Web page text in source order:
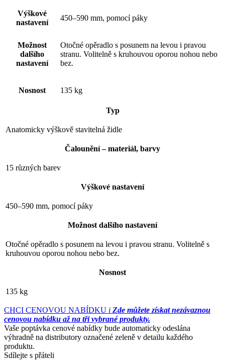
Výškové
nastavení
450–590 mm, pomocí páky
Možnost
dalšího
nastavení
Otočné opěradlo s posunem na levou i pravou
stranu. Volitelně s kruhouvou oporou nohou nebo
bez.
Nosnost 135 kg
Typ
Anatomicky výškově stavitelná židle
Čalounění – materiál, barvy
15 různých barev
Výškové nastavení
450–590 mm, pomocí páky
Možnost dalšího nastavení
Otočné opěradlo s posunem na levou i pravou stranu. Volitelně s
kruhouvou oporou nohou nebo bez.
Nosnost
135 kg
CHCI CENOVOU NABÍDKU i Zde můžete získat nezávaznou
cenovou nabídku až na tři vybrané produkty.
Vaše poptávka cenové nabídky bude automaticky odeslána
výhradně na distributory označené zeleně v detailu každého
produktu.
Sdílejte s přáteli